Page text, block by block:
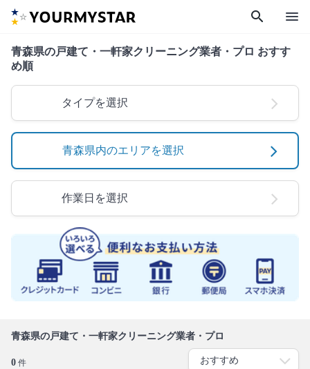
search menu
青森県の戸建て・一軒家クリーニング業者・プロ おすす
め順
タイプを選択
青森県内のエリアを選択
作業日を選択
青森県の戸建て・一軒家クリーニング業者・プロ
0 件